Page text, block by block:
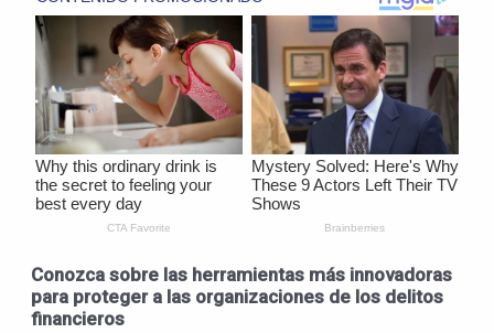
Conozca sobre las herramientas más innovadoras
para proteger a las organizaciones de los delitos
financieros